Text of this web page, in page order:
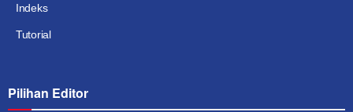
Indeks
Tutorial
Pilihan Editor